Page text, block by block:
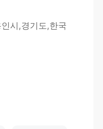
시,경기도,한국